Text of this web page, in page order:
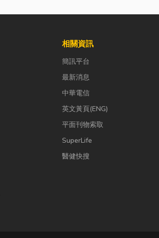
相關資訊
簡訊平台
最新消息
中華電信
英文黃頁(ENG)
平面刊物索取
SuperLife
醫健快搜